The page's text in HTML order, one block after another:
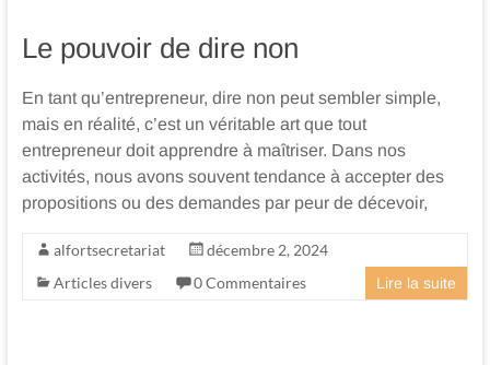
Le pouvoir de dire non
En tant qu’entrepreneur, dire non peut sembler simple,
mais en réalité, c’est un véritable art que tout
entrepreneur doit apprendre à maîtriser. Dans nos
activités, nous avons souvent tendance à accepter des
propositions ou des demandes par peur de décevoir,
alfortsecretariat
décembre 2, 2024
Articles divers
0 Commentaires Lire la suite